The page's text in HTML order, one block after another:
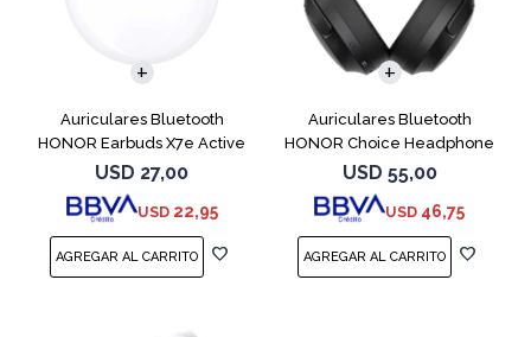
Auriculares Bluetooth
HONOR Earbuds X7e Active
TWS White
USD 27,00
USD 22,95
Auriculares Bluetooth
HONOR Choice Headphone
Black
USD 55,00
USD 46,75